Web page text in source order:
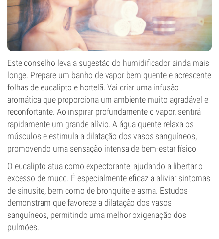
Este conselho leva a sugestão do humidificador ainda mais
longe. Prepare um banho de vapor bem quente e acrescente
folhas de eucalipto e hortelã. Vai criar uma infusão
aromática que proporciona um ambiente muito agradável e
reconfortante. Ao inspirar profundamente o vapor, sentirá
rapidamente um grande alívio. A água quente relaxa os
músculos e estimula a dilatação dos vasos sanguíneos,
promovendo uma sensação intensa de bem-estar físico.
O eucalipto atua como expectorante, ajudando a libertar o
excesso de muco. É especialmente eficaz a aliviar sintomas
de sinusite, bem como de bronquite e asma. Estudos
demonstram que favorece a dilatação dos vasos
sanguíneos, permitindo uma melhor oxigenação dos
pulmões.